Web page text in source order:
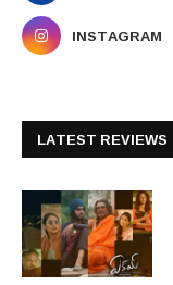
INSTAGRAM
LATEST REVIEWS